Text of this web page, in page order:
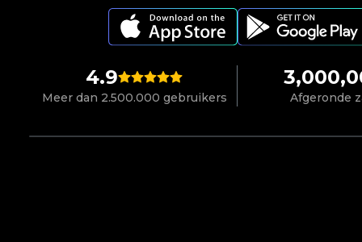
4.9
Meer dan 2.500.000 gebruikers Afgeronde